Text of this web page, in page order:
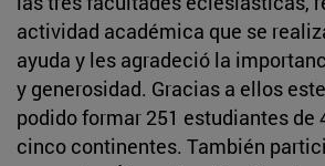
actividad académica que se
ayuda y les agradeció la
y generosidad. Gracias a ellos
podido formar 251 estudiantes de
cinco continentes. También